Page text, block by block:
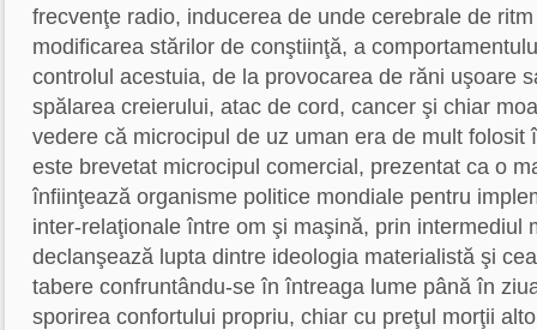
frecvenţe radio, inducerea de unde cerebrale de
modificarea stărilor de conştiinţă, a
controlul acestuia, de la provocarea de răni uşoare
spălarea creierului, atac de cord, cancer şi chiar
vedere că microcipul de uz uman era de mult folosit
este brevetat microcipul comercial, prezentat ca o
înfiinţează organisme politice mondiale pentru
inter-relaţionale între om şi maşină, prin intermediul
declanşează lupta dintre ideologia materialistă şi
tabere confruntându-se în întreaga lume până în
sporirea confortului propriu, chiar cu preţul morţii